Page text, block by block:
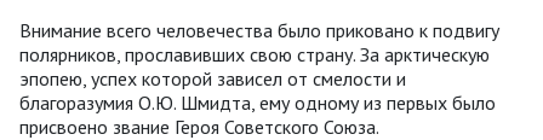
Внимание всего человечества было приковано к подвигу
полярников, прославивших свою страну. За арктическую
эпопею, успех которой зависел от смелости и
благоразумия О.Ю. Шмидта, ему одному из первых было
присвоено звание Героя Советского Союза.